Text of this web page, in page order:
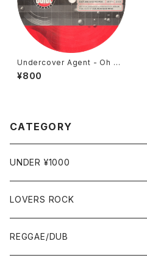
Undercover Agent - Oh Go
sh (A-Sides Remix) / Unde
rstand [Juice / 2002]
¥800
CATEGORY
UNDER ¥1000
LOVERS ROCK
7"
REGGAE/DUB